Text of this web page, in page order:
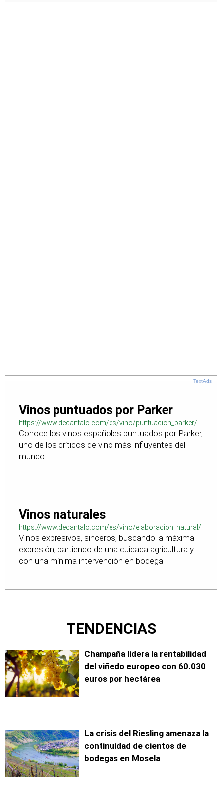
TextAds
Vinos puntuados por Parker
https://www.decantalo.com/es/vino/puntuacion_parker/
Conoce los vinos españoles puntuados por Parker,
uno de los críticos de vino más influyentes del
mundo.
Vinos naturales
https://www.decantalo.com/es/vino/elaboracion_natural/
Vinos expresivos, sinceros, buscando la máxima
expresión, partiendo de una cuidada agricultura y
con una mínima intervención en bodega.
TENDENCIAS
Champaña lidera la rentabilidad
del viñedo europeo con 60.030
euros por hectárea
La crisis del Riesling amenaza la
continuidad de cientos de
bodegas en Mosela